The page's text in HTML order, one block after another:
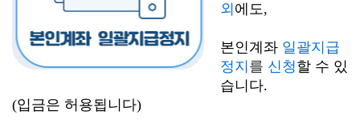
외 에도,
본인계좌 일괄지급
정지 를 신청할 수 있
습니다.
(입금은 허용됩니다)